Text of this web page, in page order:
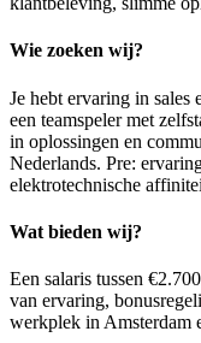
Wie zoeken wij?
Je hebt ervaring in sales
een teamspeler met
in oplossingen en
Nederlands. Pre:
elektrotechnische
Wat bieden wij?
Een salaris tussen
van ervaring,
werkplek in Amsterdam